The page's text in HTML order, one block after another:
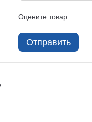
Оцените товар
Отправить